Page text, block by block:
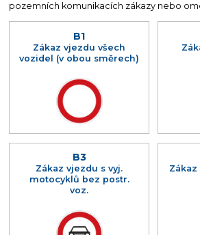
pozemních komunikacích zákazy nebo
B1
Zákaz vjezdu všech
vozidel (v obou směrech)
B3
Zákaz vjezdu s vyj.
motocyklů bez postr.
voz.